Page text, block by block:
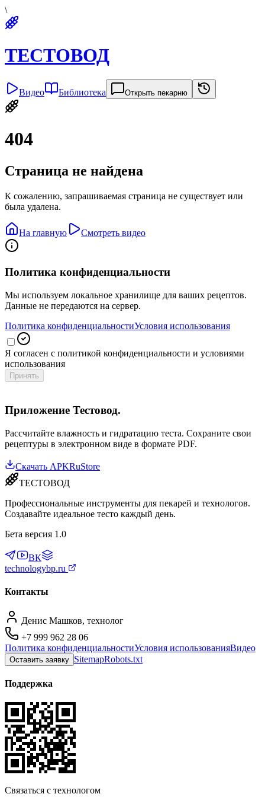
\
ТЕСТОВОД
Видео Библиотека Открыть пекарню
404
Страница не найдена
К сожалению, запрашиваемая страница не существует или
была удалена.
На главную Смотреть видео
Политика конфиденциальности
Мы используем локальное хранилище для ваших рецептов.
Данные не передаются на сервер.
Политика конфиденциальностиУсловия использования
Я согласен с политикой конфиденциальности и условиями
использования
Принять
Приложение Тестовод.
Рассчитайте влажность и гидратацию теста. Сохраните свои
рецептуры в электронном виде в формате PDF.
Скачать APKRuStore
ТЕСТОВОД
Профессиональные инструменты для пекарей и технологов.
Создавайте идеальное тесто каждый день.
Бета версия 1.0
ВК
technologybp.ru
Контакты
Денис Машков, технолог
+7 999 962 28 06
Политика конфиденциальностиУсловия использованияВидео
Оставить заявку SitemapRobots.txt
Поддержка
Связаться с технологом